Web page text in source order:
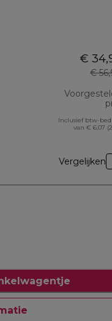
€
€
Inclusief btw-
van € 6,07
Vergelijken